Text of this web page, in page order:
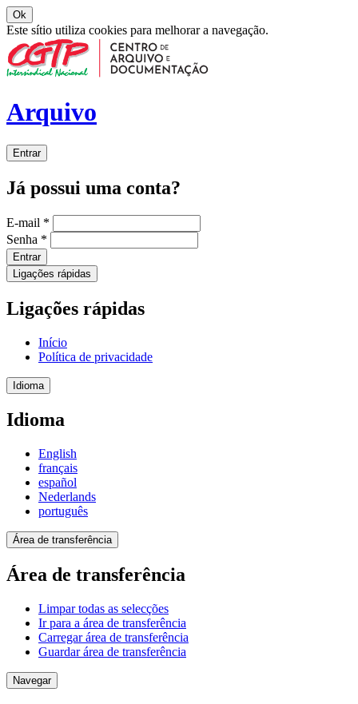
Ok
Este sítio utiliza cookies para melhorar a navegação.
Arquivo
Entrar
Já possui uma conta?
E-mail *
Senha *
Entrar
Ligações rápidas
Ligações rápidas
Início
Política de privacidade
Idioma
Idioma
English
français
español
Nederlands
português
Área de transferência
Área de transferência
Limpar todas as selecções
Ir para a área de transferência
Carregar área de transferência
Guardar área de transferência
Navegar